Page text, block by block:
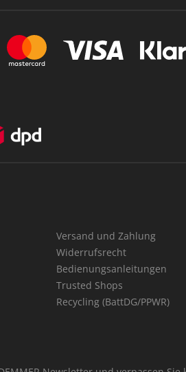
Versand und Zahlung
Widerrufsrecht
Bedienungsanleitungen
Trusted Shops
Recycling (BattDG/PPWR)